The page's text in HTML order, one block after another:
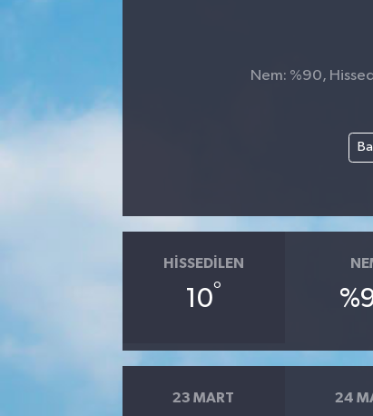
Nem: %90,
HISSEDILEN
10°
23 MART 24